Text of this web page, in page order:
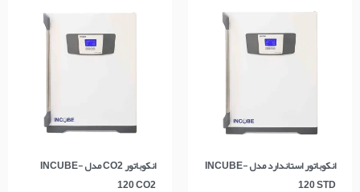
انکوباتور استاندارد مدل INCUBE-
120 STD
انکوباتور CO2 مدل INCUBE-
120 CO2